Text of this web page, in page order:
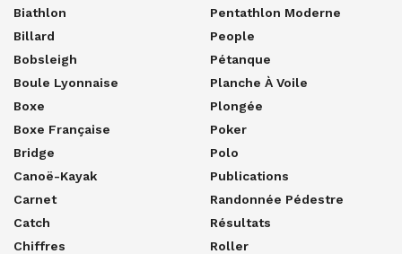
Biathlon
Billard
Bobsleigh
Boule Lyonnaise
Boxe
Boxe Française
Bridge
Canoë-Kayak
Carnet
Catch
Chiffres
Pentathlon Moderne
People
Pétanque
Planche À Voile
Plongée
Poker
Polo
Publications
Randonnée Pédestre
Résultats
Roller